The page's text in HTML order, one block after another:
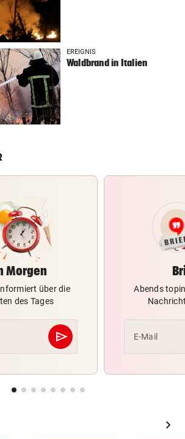
EREIGNIS
Waldbrand in Italien
Morgen
über die
des Tages
send
Abschicken
Abends
E-Mail
chevron_right